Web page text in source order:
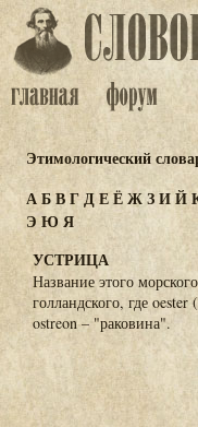
Этимологический
АБВГДЕЁЖЗИЙ
Э Ю Я
УСТРИЦА
Название этого
голландского, где
ostreon – "раковина".